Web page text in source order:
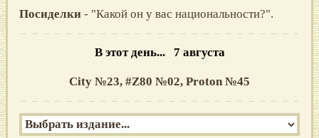
Посиделки - "Какой он у вас национальности?".
В этот день... 7 августа
City №23, #Z80 №02, Proton №45